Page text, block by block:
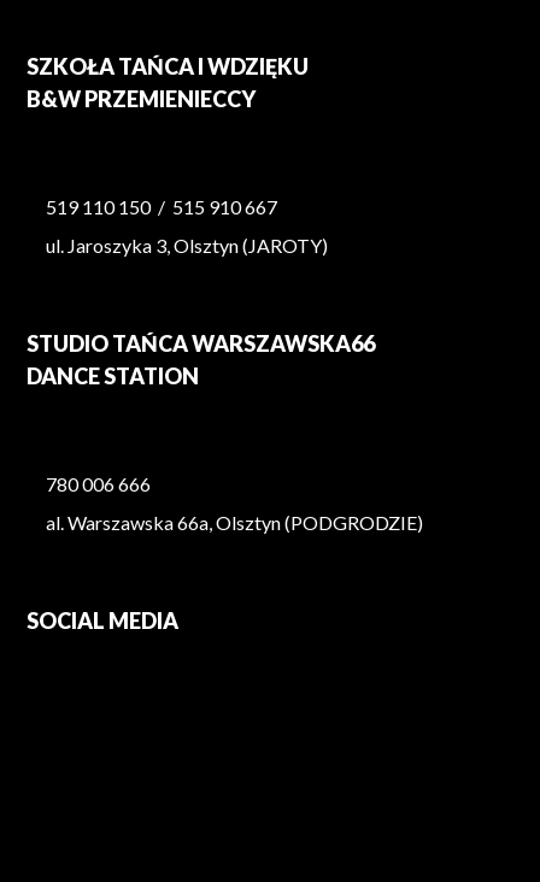
SZKOŁA TAŃCA I WDZIĘKU
B&W PRZEMIENIECCY
519 110 150 / 515 910 667
ul. Jaroszyka 3, Olsztyn (JAROTY)
STUDIO TAŃCA WARSZAWSKA66
DANCE STATION
780 006 666
al. Warszawska 66a, Olsztyn (PODGRODZIE)
SOCIAL MEDIA